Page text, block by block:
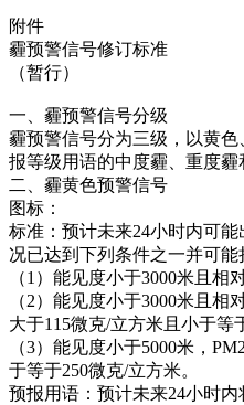
附件
霾预警信号修订标准
（暂行）
一、霾预警信号分级
霾预警信号分为三级，以黄
报等级用语的中度霾、重度霾
二、霾黄色预警信号
图标：
标准：预计未来24小时内可
况已达到下列条件之一并可能
（1）能见度小于3000米且相
（2）能见度小于3000米且相
大于115微克/立方米且小于等
（3）能见度小于5000米，
于等于250微克/立方米。
预报用语：预计未来24小时